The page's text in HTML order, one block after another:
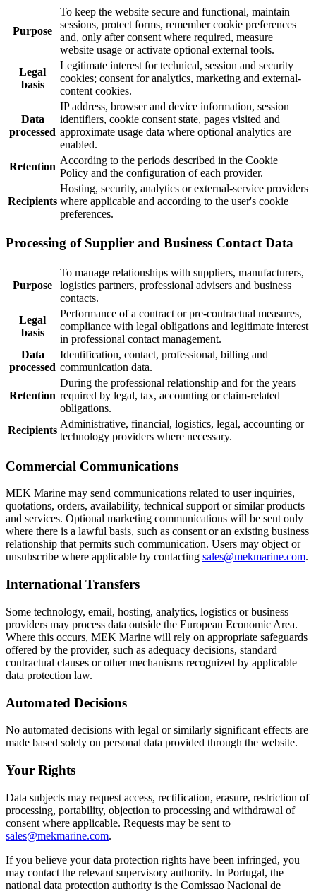
Purpose
To keep the website secure and functional, maintain
sessions, protect forms, remember cookie preferences
and, only after consent where required, measure
website usage or activate optional external tools.
Legal
basis
Legitimate interest for technical, session and security
cookies; consent for analytics, marketing and external-
content cookies.
Data
processed
IP address, browser and device information, session
identifiers, cookie consent state, pages visited and
approximate usage data where optional analytics are
enabled.
Retention
According to the periods described in the Cookie
Policy and the configuration of each provider.
Recipients
Hosting, security, analytics or external-service providers
where applicable and according to the user's cookie
preferences.
Processing of Supplier and Business Contact Data
Purpose
To manage relationships with suppliers, manufacturers,
logistics partners, professional advisers and business
contacts.
Legal
basis
Performance of a contract or pre-contractual measures,
compliance with legal obligations and legitimate interest
in professional contact management.
Data
processed
Identification, contact, professional, billing and
communication data.
Retention
During the professional relationship and for the years
required by legal, tax, accounting or claim-related
obligations.
Recipients
Administrative, financial, logistics, legal, accounting or
technology providers where necessary.
Commercial Communications
MEK Marine may send communications related to user inquiries,
quotations, orders, availability, technical support or similar products
and services. Optional marketing communications will be sent only
where there is a lawful basis, such as consent or an existing business
relationship that permits such communication. Users may object or
unsubscribe where applicable by contacting sales@mekmarine.com.
International Transfers
Some technology, email, hosting, analytics, logistics or business
providers may process data outside the European Economic Area.
Where this occurs, MEK Marine will rely on appropriate safeguards
offered by the provider, such as adequacy decisions, standard
contractual clauses or other mechanisms recognized by applicable
data protection law.
Automated Decisions
No automated decisions with legal or similarly significant effects are
made based solely on personal data provided through the website.
Your Rights
Data subjects may request access, rectification, erasure, restriction of
processing, portability, objection to processing and withdrawal of
consent where applicable. Requests may be sent to
sales@mekmarine.com.
If you believe your data protection rights have been infringed, you
may contact the relevant supervisory authority. In Portugal, the
national data protection authority is the Comissao Nacional de